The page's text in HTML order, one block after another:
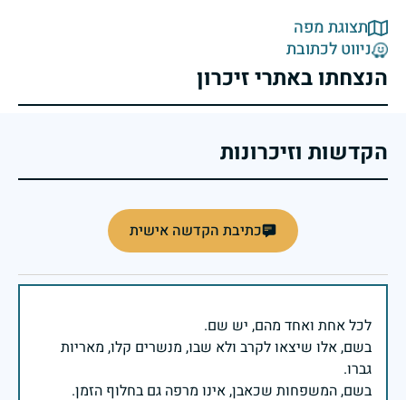
תצוגת מפה
ניווט לכתובת
הנצחתו באתרי זיכרון
הקדשות וזיכרונות
כתיבת הקדשה אישית
בשם, אלו שיצאו לקרב ולא שבו, מנשרים קלו, מאריות